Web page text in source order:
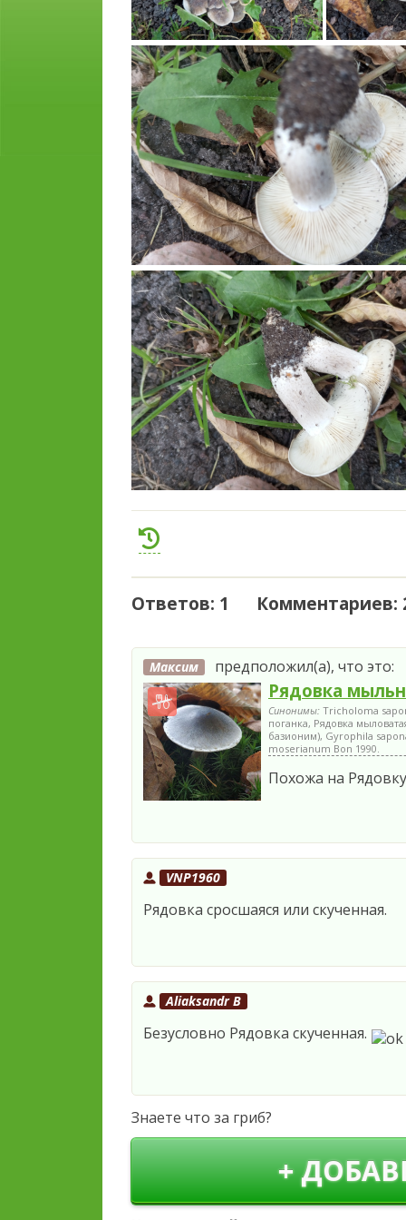
Ответов: 1 Комментариев:
Максим предположил(а), что это:
Рядовка
Синонимы: Tricholoma
поганка, Рядовка
базионим), Gyrophila
moserianum Bon 1990.
Похожа на
VNP1960
Рядовка сросшаяся или скученная.
Aliaksandr B
Безусловно Рядовка скученная.
Знаете что за гриб?
+